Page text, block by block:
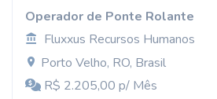
Operador de Ponte Rolante
Fluxxus Recursos Humanos
Porto Velho, RO, Brasil
R$ 2.205,00 p/ Mês